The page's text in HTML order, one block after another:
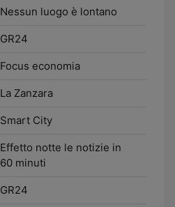
Nessun luogo è lontano
GR24
Focus economia
La Zanzara
Smart City
Effetto notte le notizie in
60 minuti
GR24